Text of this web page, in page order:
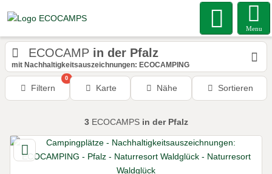
Menu
ECOCAMP in der Pfalz
mit Nachhaltigkeitsauszeichnungen: ECOCAMPING
Filtern
0
Karte Nähe Sortieren
3ECOCAMPS in der Pfalz